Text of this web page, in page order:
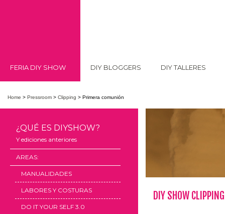
FERIA DIY SHOW DIY BLOGGERS DIY TALLERES
Home > Pressroom > Clipping > Primera comunión
¿QUÉ ES DIYSHOW?
Y ediciones anteriores
AREAS:
MANUALIDADES
LABORES Y COSTURAS
DO IT YOUR SELF 3.0
DIY SHOW CLIPPING